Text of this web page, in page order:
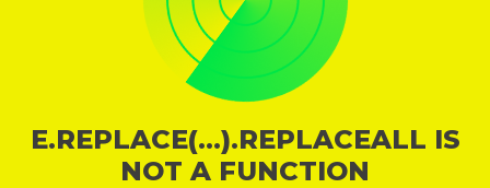
E.REPLACE(...).REPLACEALL IS
NOT A FUNCTION